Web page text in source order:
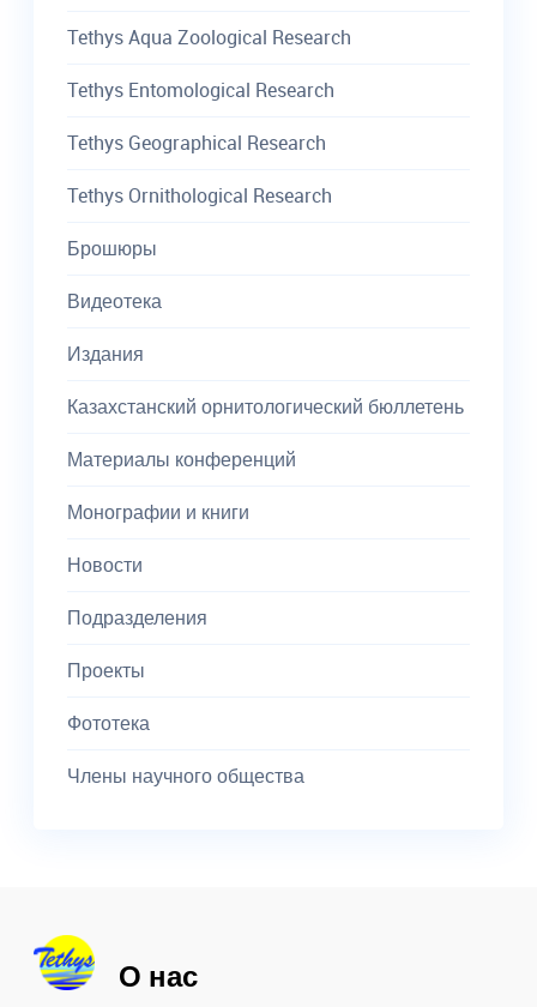
Tethys Aqua Zoological Research
Tethys Entomological Research
Tethys Geographical Research
Tethys Ornithological Research
Брошюры
Видеотека
Издания
Казахстанский орнитологический бюллетень
Материалы конференций
Монографии и книги
Новости
Подразделения
Проекты
Фототека
Члены научного общества
О нас